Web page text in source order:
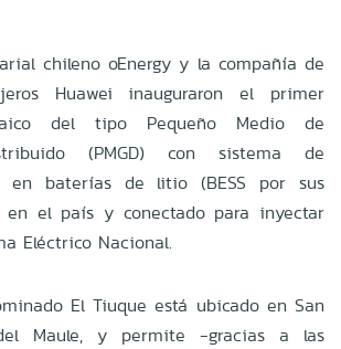
chileno oEnergy y la compañía de
Huawei inauguraron el primer
del tipo Pequeño Medio de
(PMGD) con sistema de
en baterías de litio (BESS por sus
en el país y conectado para inyectar
Eléctrico Nacional.
El Tiuque está ubicado en San
Maule, y permite -gracias a las